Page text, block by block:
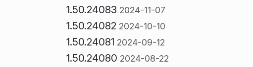
1.50.24083 2024-11-07
1.50.24082 2024-10-10
1.50.24081 2024-09-12
1.50.24080 2024-08-22